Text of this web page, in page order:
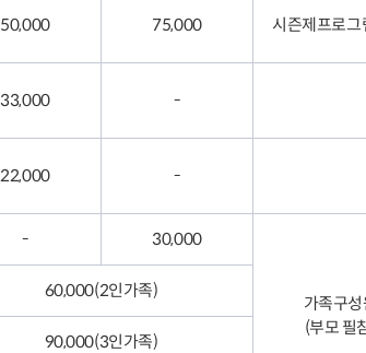
50,000 75,000 시즌제프로그
33,000 -
22,000 -
- 30,000
가족구
(부모 필
60,000(2인가족)
90,000(3인가족)